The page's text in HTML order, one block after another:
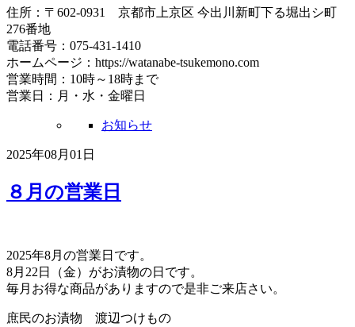
住所：〒602-0931 京都市上京区 今出川新町下る堀出シ町
276番地
電話番号：075-431-1410
ホームページ：https://watanabe-tsukemono.com
営業時間：10時～18時まで
営業日：月・水・金曜日
お知らせ
2025年08月01日
８月の営業日
2025年8月の営業日です。
8月22日（金）がお漬物の日です。
毎月お得な商品がありますので是非ご来店さい。
庶民のお漬物 渡辺つけもの